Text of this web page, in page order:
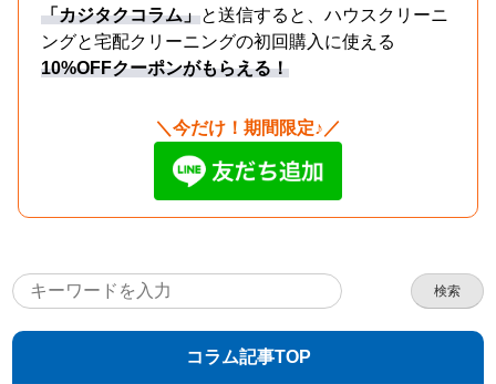
「カジタクコラム」と送信すると、ハウスクリーニ
ングと宅配クリーニングの初回購入に使える
10%OFFクーポンがもらえる！
＼今だけ！期間限定♪／
検索
コラム記事TOP